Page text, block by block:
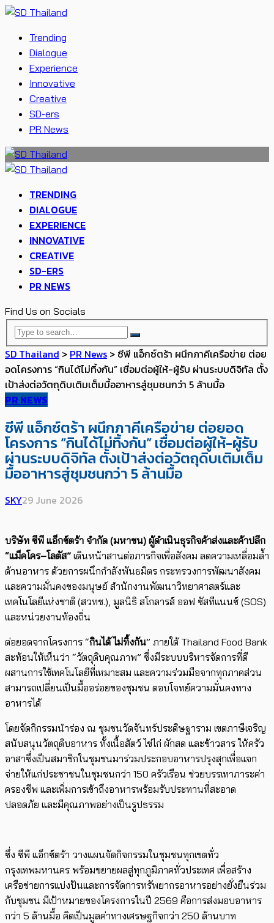
Trending
Dialogue
Experience
Innovative
Creative
SD-ers
PR News
TRENDING
DIALOGUE
EXPERIENCE
INNOVATIVE
CREATIVE
SD-ERS
PR NEWS
Find Us on Socials
SD Thailand > PR News > ซีพี แอ็กซ์ตร้า ผนึกภาคีเครือข่าย ต่อย
อดโครงการ “กินได้ไม่ทิ้งกัน” เชื่อมต่อผู้ให้-ผู้รับ ผ่านระบบดิจิทัล ตั้ง
เป้าส่งต่อวัตถุดิบเติมเต็มมื้ออาหารสู่ชุมชนกว่า 5 ล้านมื้อ
PR NEWS
ซีพี แอ็กซ์ตร้า ผนึกภาคีเครือข่าย ต่อยอด
โครงการ “กินได้ไม่ทิ้งกัน” เชื่อมต่อผู้ให้-ผู้รับ
ผ่านระบบดิจิทัล ตั้งเป้าส่งต่อวัตถุดิบเติมเต็ม
มื้ออาหารสู่ชุมชนกว่า 5 ล้านมื้อ
SKY29 June 2026
บริษัท ซีพี แอ็กซ์ตร้า จำกัด (มหาชน) ผู้ดำเนินธุรกิจค้าส่งและค้าปลีก
“แม็คโคร–โลตัส” เดินหน้าสานต่อภารกิจเพื่อสังคม ลดความเหลื่อมล้ำ
ด้านอาหาร ด้วยการผนึกกำลังพันธมิตร กระทรวงการพัฒนาสังคม
และความมั่นคงของมนุษย์ สำนักงานพัฒนาวิทยาศาสตร์และ
เทคโนโลยีแห่งชาติ (สวทช.), มูลนิธิ สโกลารส์ ออฟ ซัสทีแนนซ์ (SOS)
และหน่วยงานท้องถิ่น
ต่อยอดจากโครงการ “กินได้ ไม่ทิ้งกัน” ภายใต้ Thailand Food Bank
สะท้อนให้เห็นว่า “วัตถุดิบคุณภาพ” ซึ่งมีระบบบริหารจัดการที่ดี
ผสานการใช้เทคโนโลยีที่เหมาะสม และความร่วมมือจากทุกภาคส่วน
สามารถเปลี่ยนเป็นมื้ออร่อยของชุมชน ตอบโจทย์ความมั่นคงทาง
อาหารได้
โดยจัดกิกรรมนำร่อง ณ ชุมชนวัดจันทร์ประดิษฐาราม เขตภาษีเจริญ
สนับสนุนวัตถุดิบอาหาร ทั้งเนื้อสัตว์ ไข่ไก่ ผักสด และข้าวสาร ให้ครัว
อาสาซึ่งเป็นสมาชิกในชุมชนมาร่วมประกอบอาหารปรุงสุกเพื่อแจก
จ่ายให้แก่ประชาชนในชุมชนกว่า 150 ครัวเรือน ช่วยบรรเทาภาระค่า
ครองชีพ และเพิ่มการเข้าถึงอาหารพร้อมรับประทานที่สะอาด
ปลอดภัย และมีคุณภาพอย่างเป็นรูปธรรม
ซึ่ง ซีพี แอ็กซ์ตร้า วางแผนจัดกิจกรรมในชุมชนทุกเขตทั่ว
กรุงเทพมหานคร พร้อมขยายผลสู่ทุกภูมิภาคทั่วประเทศ เพื่อสร้าง
เครือข่ายการแบ่งปันและการจัดการทรัพยากรอาหารอย่างยั่งยืนร่วม
กับชุมชน มีเป้าหมายของโครงการในปี 2569 คือการส่งมอบอาหาร
กว่า 5 ล้านมื้อ คิดเป็นมูลค่าทางเศรษฐกิจกว่า 250 ล้านบาท